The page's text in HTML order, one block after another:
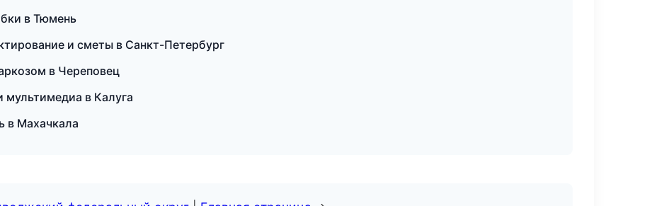
в Тюмень
и сметы в Санкт-Петербург
в Череповец
мультимедиа в Калуга
в Махачкала